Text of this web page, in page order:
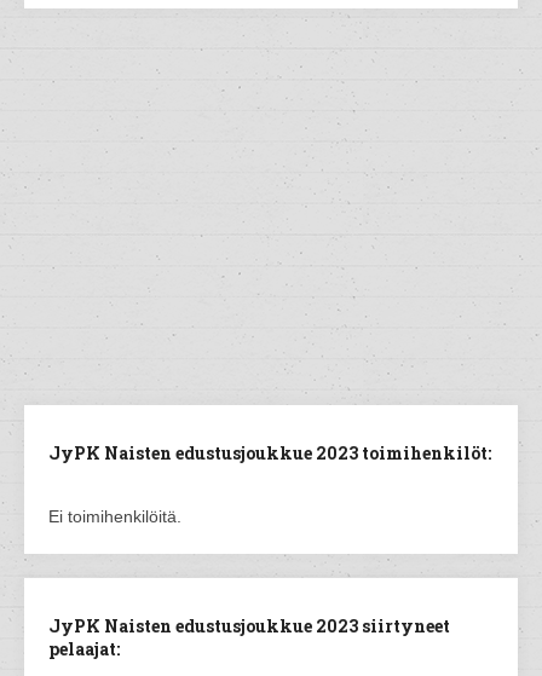
JyPK Naisten edustusjoukkue 2023 toimihenkilöt:
Ei toimihenkilöitä.
JyPK Naisten edustusjoukkue 2023 siirtyneet
pelaajat: